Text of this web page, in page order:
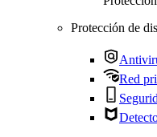
Protección de
Red